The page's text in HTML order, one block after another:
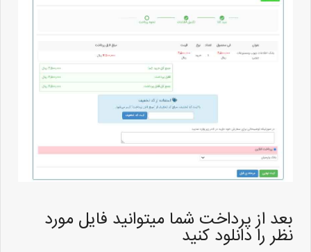
بعد از پرداخت شما میتوانید فایل مورد
نظر را دانلود کنید